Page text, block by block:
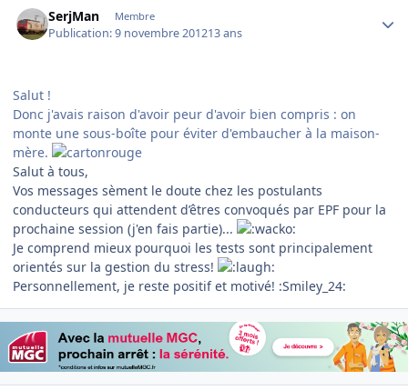
SerjMan Membre
Publication:9 novembre 201213 ans
Salut !
Donc j'avais raison d'avoir peur d'avoir bien compris : on
monte une sous-boîte pour éviter d'embaucher à la maison-
mère.
Salut à tous,
Vos messages sèment le doute chez les postulants
conducteurs qui attendent d’êtres convoqués par EPF pour la
prochaine session (j'en fais partie)...
Je comprend mieux pourquoi les tests sont principalement
orientés sur la gestion du stress!
Personnellement, je reste positif et motivé! :Smiley_24: